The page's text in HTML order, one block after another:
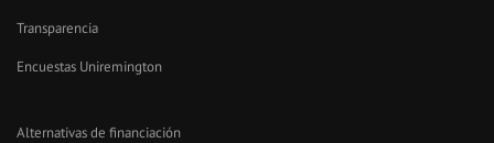
Transparencia
Encuestas Uniremington
Alternativas de financiación